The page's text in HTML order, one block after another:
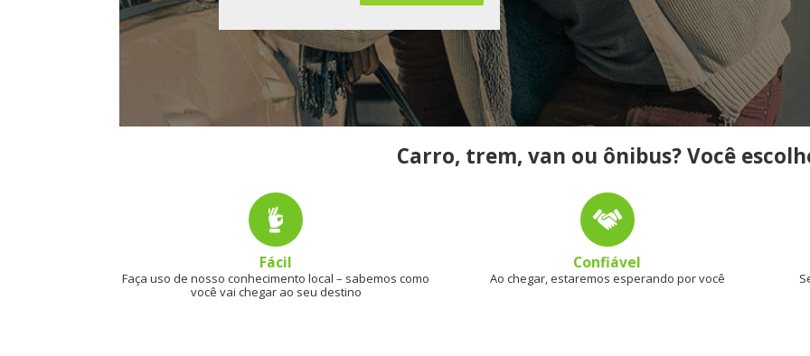
Carro, trem, van ou ônibus? Você
Fácil
Faça uso de nosso conhecimento local – sabemos como
você vai chegar ao seu destino
Confiável
Ao chegar, estaremos esperando por você